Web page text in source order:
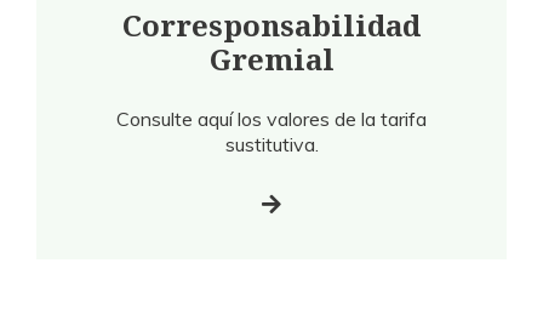
Corresponsabilidad
Gremial
Consulte aquí los valores de la tarifa
sustitutiva.